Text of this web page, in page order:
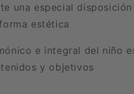
una especial
estética
e integral del niño
y objetivos